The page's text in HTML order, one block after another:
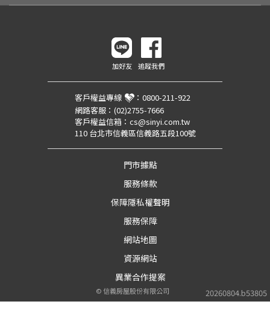
20260804.b53805
加好友 追蹤我們
客戶權益專線 ： 0800-211-922
網路客服： (02)2755-7666
客戶權益信箱： cs@sinyi.com.tw
110 台北市信義區信義路五段100號
門市據點
服務條款
保障隱私權聲明
服務保障
網站地圖
資源網站
異業合作提案
©信義房屋股份有限公司